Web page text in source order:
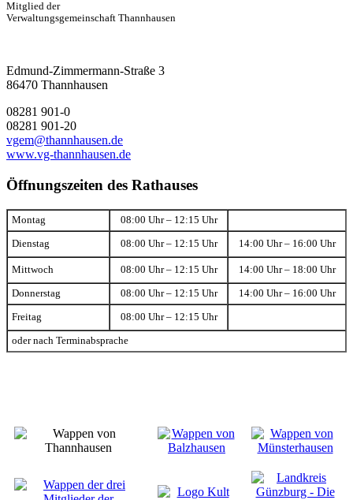
Mitglied der
Verwaltungsgemeinschaft Thannhausen
Edmund-Zimmermann-Straße 3
86470 Thannhausen
08281 901-0
08281 901-20
vgem@thannhausen.de
www.vg-thannhausen.de
Öffnungszeiten des Rathauses
Montag 08:00 Uhr – 12:15 Uhr
Dienstag 08:00 Uhr – 12:15 Uhr 14:00 Uhr – 16:00 Uhr
Mittwoch 08:00 Uhr – 12:15 Uhr 14:00 Uhr – 18:00 Uhr
Donnerstag 08:00 Uhr – 12:15 Uhr 14:00 Uhr – 16:00 Uhr
Freitag 08:00 Uhr – 12:15 Uhr
oder nach Terminabsprache